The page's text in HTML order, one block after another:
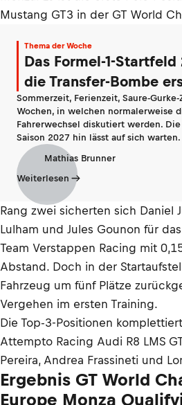
Mustang GT3 in der GT World
Thema der Woche
Das Formel-1-
die Transfer-Bombe
Sommerzeit, Ferienzeit, Saure-
Wochen, in welchen normalerweise
Fahrerwechsel diskutiert werden.
Saison 2027 hin lässt auf sich warten.
Mathias Brunner
Weiterlesen
Rang zwei sicherten sich Daniel
Lulham und Jules Gounon für
Team Verstappen Racing mit
Abstand. Doch in der
Fahrzeug um fünf Plätze
Vergehen im ersten Training.
Die Top-3-Positionen
Attempto Racing Audi R8 LMS
Pereira, Andrea Frassineti und
Ergebnis GT World
Europe Monza